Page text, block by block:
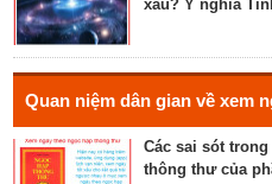
xấu? Ý nghĩa
Hé lộ ngày có
nghĩa Liễu Thổ
Luận bàn ngày
Quan niệm dân gian về xem
cho xuất hành,
Các sai sót
thông thư của